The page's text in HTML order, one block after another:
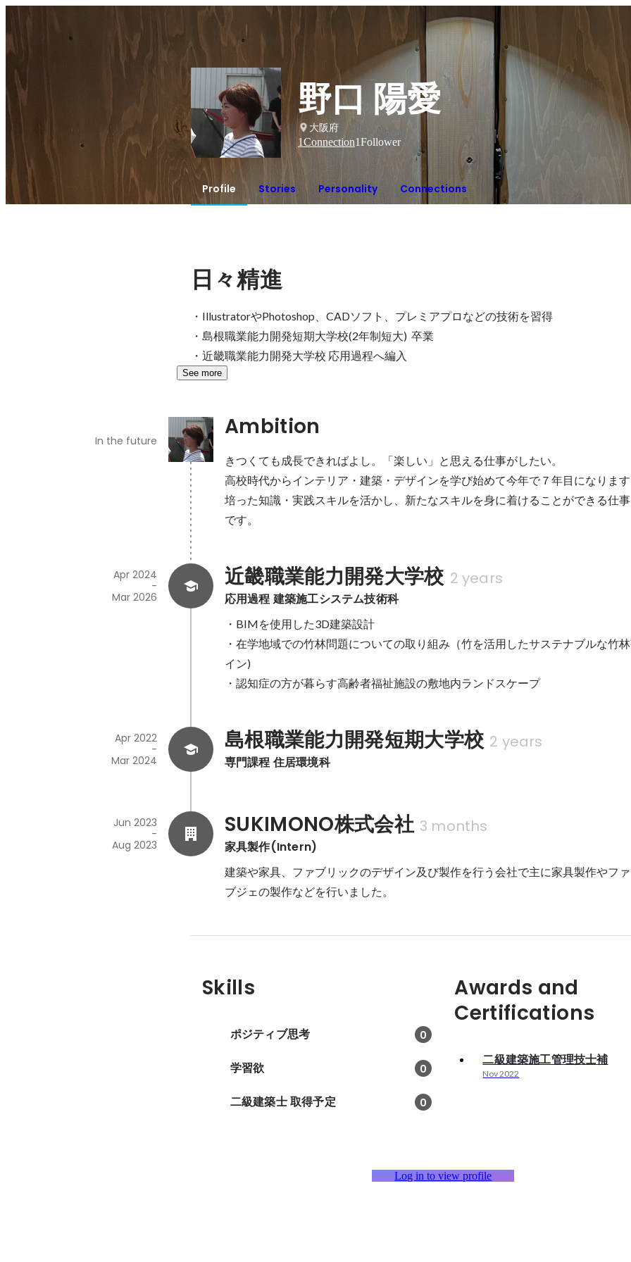
野口 陽愛
大阪府
1Connection1Follower
Profile Stories Personality Connections
日々精進
・IllustratorやPhotoshop、CADソフト、プレミアプロなどの技術を習得
・島根職業能力開発短期大学校(2年制短大)  卒業
・近畿職業能力開発大学校 応用過程へ編入
See more
Ambition
In the future
きつくても成長できればよし。「楽しい」と思える仕事がしたい。
高校時代からインテリア・建築・デザインを学び始めて今年で７年目になりま
培った知識・実践スキルを活かし、新たなスキルを身に着けることができる仕
です。
近畿職業能力開発大学校 2 years
応用過程 建築施工システム技術科
Apr 2024
-
Mar 2026
・BIMを使用した3D建築設計
・在学地域での竹林問題についての取り組み（竹を活用したサステナブルな竹
イン)
・認知症の方が暮らす高齢者福祉施設の敷地内ランドスケープ
島根職業能力開発短期大学校 2 years
専門課程 住居環境科
Apr 2022
-
Mar 2024
SUKIMONO株式会社 3 months
家具製作(Intern)
Jun 2023
-
Aug 2023
建築や家具、ファブリックのデザイン及び製作を行う会社で主に家具製作やフ
ブジェの製作などを行いました。
Skills
ポジティブ思考 0
学習欲 0
二級建築士 取得予定 0
Awards and
Certifications
二級建築施工管理技士補
Nov 2022
Log in to view profile